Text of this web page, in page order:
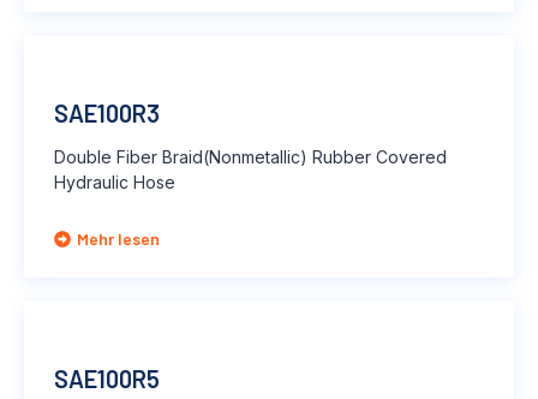
SAE100R3
Double Fiber Braid(Nonmetallic) Rubber Covered
Hydraulic Hose
Mehr lesen
SAE100R5